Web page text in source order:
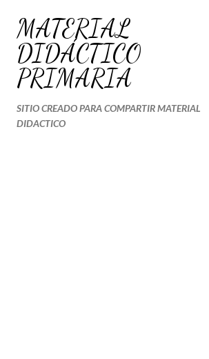
Ir al contenido principal
MATERIAL
DIDÁCTICO
PRIMARIA
SITIO CREADO PARA COMPARTIR MATERIAL
DIDACTICO